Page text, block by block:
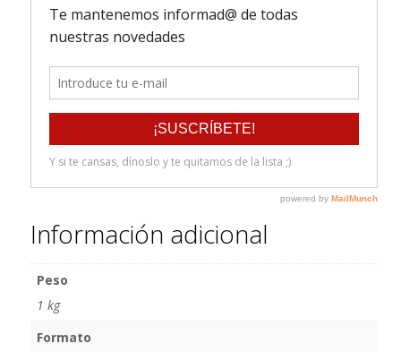
Información adicional
Peso
1 kg
Formato